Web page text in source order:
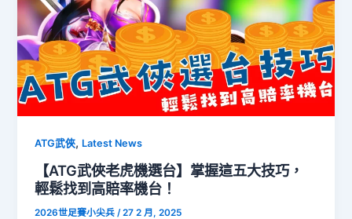
ATG武俠, Latest News
【ATG武俠老虎機選台】掌握這五大技巧，
輕鬆找到高賠率機台！
2026世足賽小尖兵/27 2 月, 2025